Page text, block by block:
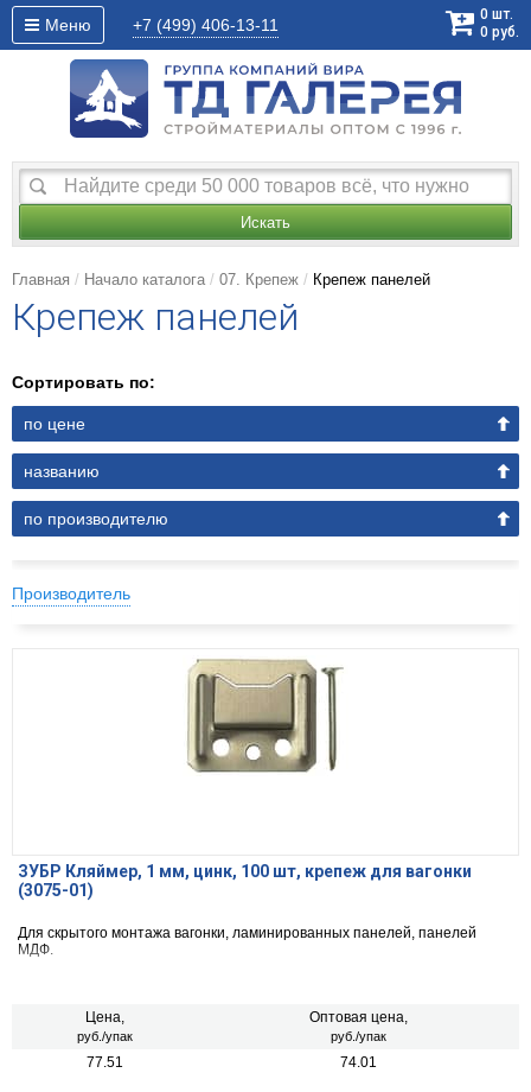
Меню +7 (499) 406-13-11
0 шт.
0 руб.
Искать
Главная Начало каталога 07. Крепеж Крепеж панелей
Крепеж панелей
Сортировать по:
по цене
названию
по производителю
Производитель
ЗУБР Кляймер, 1 мм, цинк, 100 шт, крепеж для вагонки
(3075-01)
Для скрытого монтажа вагонки, ламинированных панелей, панелей
МДФ.
Цена,
руб./упак
Оптовая цена,
руб./упак
77.51 74.01